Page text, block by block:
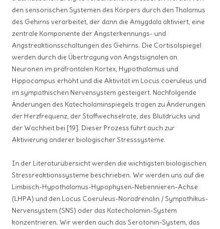
den sensorischen Systemen des Körpers durch den Thalamus
des Gehirns verarbeitet, der dann die Amygdala aktiviert, eine
zentrale Komponente der Angsterkennungs- und
Angstreaktionsschaltungen des Gehirns. Die Cortisolspiegel
werden durch die Übertragung von Angstsignalen an
Neuronen im präfrontalen Kortex, Hypothalamus und
Hippocampus erhöht und die Aktivität im Locus coeruleus und
im sympathischen Nervensystem gesteigert. Nachfolgende
Änderungen des Katecholaminspiegels tragen zu Änderungen
der Herzfrequenz, der Stoffwechselrate, des Blutdrucks und
der Wachheit bei [19]. Dieser Prozess führt auch zur
Aktivierung anderer biologischer Stresssysteme.
In der Literaturübersicht werden die wichtigsten biologischen
Stressreaktionssysteme beschrieben. Wir werden uns auf die
Limbisch-Hypothalamus-Hypophysen-Nebennieren-Achse
(LHPA) und den Locus Coeruleus-Noradrenalin / Sympathikus-
Nervensystem (SNS) oder das Katecholamin-System
konzentrieren. Wir werden auch das Serotonin-System, das